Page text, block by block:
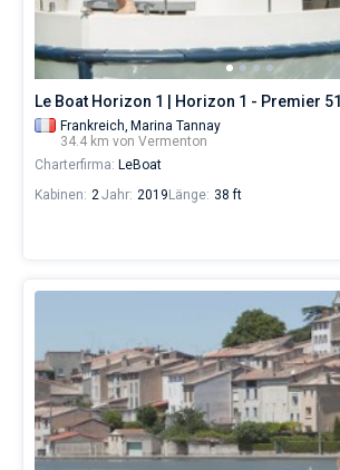
Le Boat Horizon 1 | Horizon 1 - Premier 51
Frankreich, Marina Tannay
34.4 km von Vermenton
Charterfirma: LeBoat
Kabinen: 2Jahr: 2019 Länge: 38 ft